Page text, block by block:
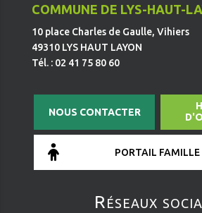
COMMUNE DE LYS-HAUT-
10 place Charles de Gaulle, Vihiers
49310 LYS HAUT LAYON
Tél. : 02 41 75 80 60
NOUS CONTACTER
PORTAIL FAMILLE
Réseaux